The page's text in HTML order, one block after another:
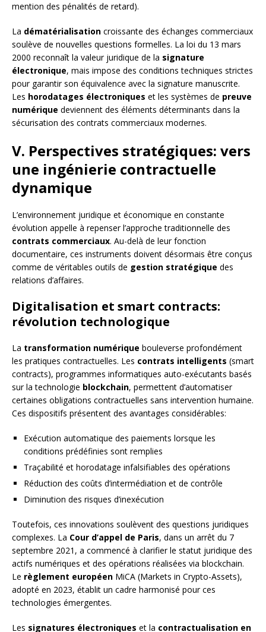
mention des pénalités de retard).
La dématérialisation croissante des échanges commerciaux
soulève de nouvelles questions formelles. La loi du 13 mars
2000 reconnaît la valeur juridique de la signature
électronique, mais impose des conditions techniques strictes
pour garantir son équivalence avec la signature manuscrite.
Les horodatages électroniques et les systèmes de preuve
numérique deviennent des éléments déterminants dans la
sécurisation des contrats commerciaux modernes.
V. Perspectives stratégiques: vers
une ingénierie contractuelle
dynamique
L’environnement juridique et économique en constante
évolution appelle à repenser l’approche traditionnelle des
contrats commerciaux. Au-delà de leur fonction
documentaire, ces instruments doivent désormais être conçus
comme de véritables outils de gestion stratégique des
relations d’affaires.
Digitalisation et smart contracts:
révolution technologique
La transformation numérique bouleverse profondément
les pratiques contractuelles. Les contrats intelligents (smart
contracts), programmes informatiques auto-exécutants basés
sur la technologie blockchain, permettent d’automatiser
certaines obligations contractuelles sans intervention humaine.
Ces dispositifs présentent des avantages considérables:
Exécution automatique des paiements lorsque les
conditions prédéfinies sont remplies
Traçabilité et horodatage infalsifiables des opérations
Réduction des coûts d’intermédiation et de contrôle
Diminution des risques d’inexécution
Toutefois, ces innovations soulèvent des questions juridiques
complexes. La Cour d’appel de Paris, dans un arrêt du 7
septembre 2021, a commencé à clarifier le statut juridique des
actifs numériques et des opérations réalisées via blockchain.
Le règlement européen MiCA (Markets in Crypto-Assets),
adopté en 2023, établit un cadre harmonisé pour ces
technologies émergentes.
Les signatures électroniques et la contractualisation en